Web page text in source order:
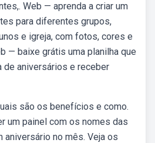
Web — aprenda a criar um
para diferentes grupos,
e igreja, com fotos, cores e
— baixe grátis uma planilha que
de aniversários e receber
são os benefícios e como.
um painel com os nomes das
aniversário no mês. Veja os